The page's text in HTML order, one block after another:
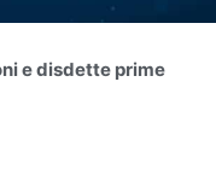
e disdette prime